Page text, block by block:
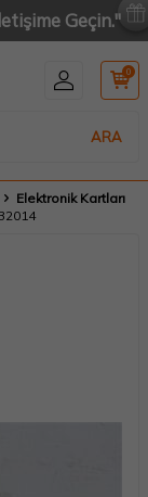
Geçin."
ARA
0
Elektronik Kartları